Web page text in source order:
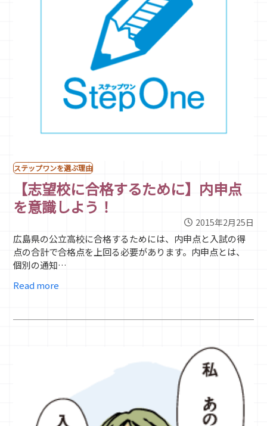
ステップワンを選ぶ理由
【志望校に合格するために】内申点
を意識しよう！
2015年2月25日
広島県の公立高校に合格するためには、内申点と入試の得
点の合計で合格点を上回る必要があります。内申点とは、
個別の通知…
Read more